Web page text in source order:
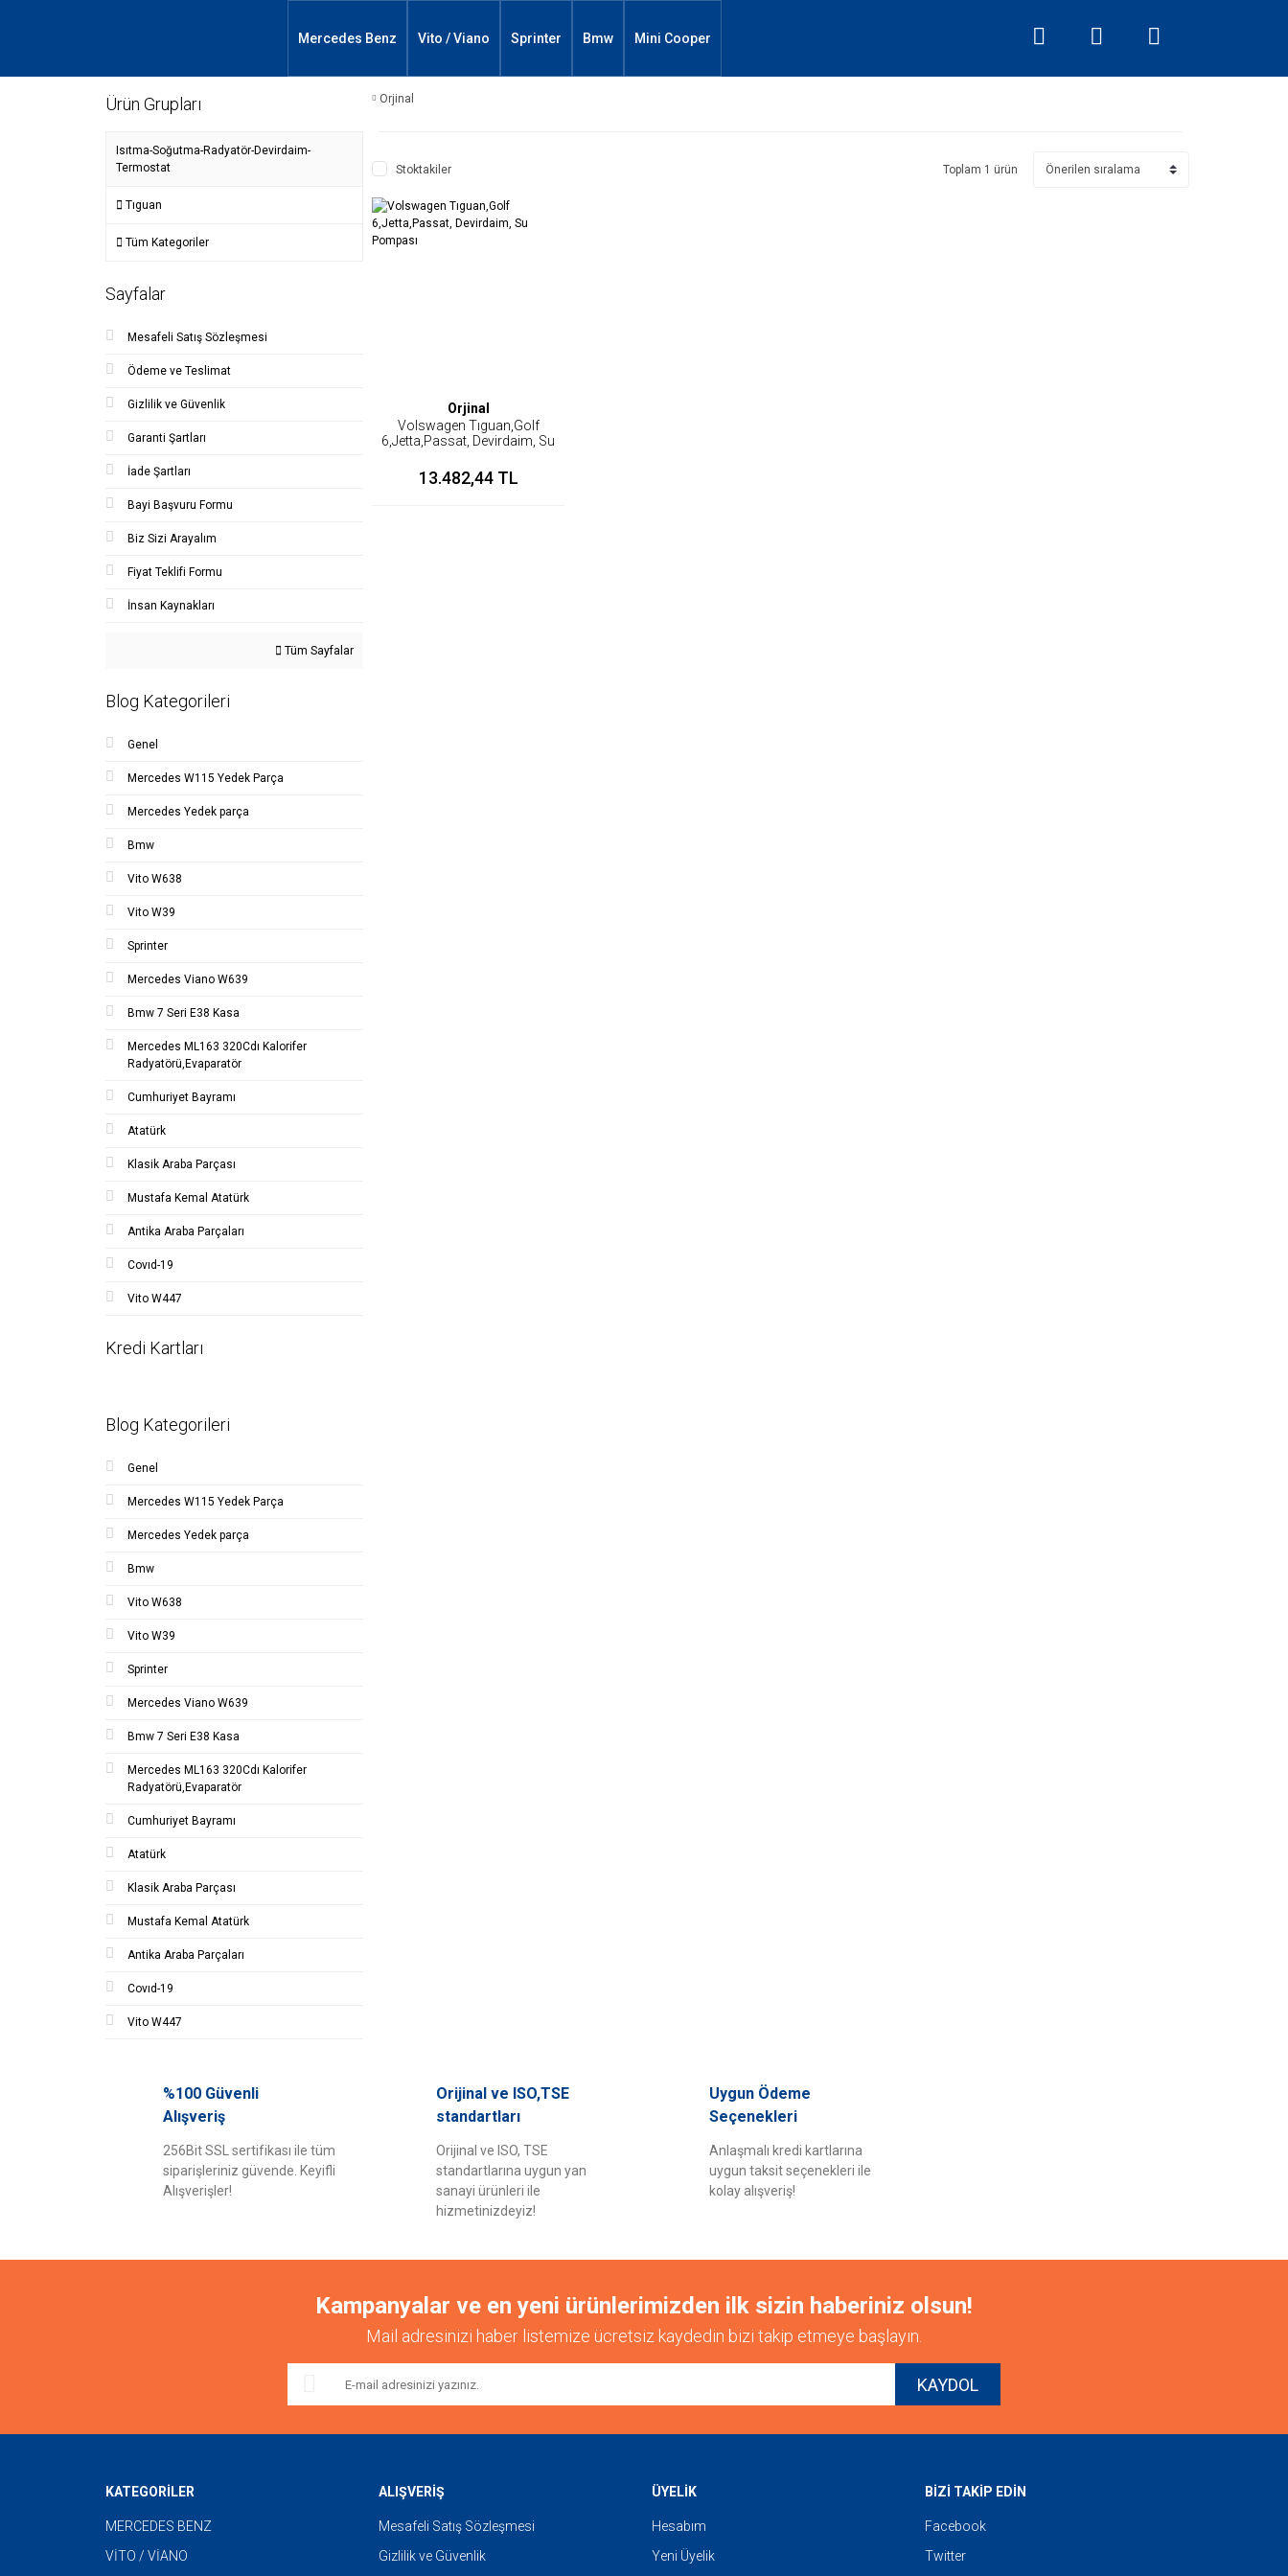
Mercedes Benz Vito / Viano Sprinter Bmw Mini Cooper
Ürün Grupları
Isıtma-Soğutma-Radyatör-Devirdaim-
Termostat
Tıguan
Tüm Kategoriler
Sayfalar
Mesafeli Satış Sözleşmesi
Ödeme ve Teslimat
Gizlilik ve Güvenlik
Garanti Şartları
İade Şartları
Bayi Başvuru Formu
Biz Sizi Arayalım
Fiyat Teklifi Formu
İnsan Kaynakları
Tüm Sayfalar
Blog Kategorileri
Genel
Mercedes W115 Yedek Parça
Mercedes Yedek parça
Bmw
Vito W638
Vito W39
Sprinter
Mercedes Viano W639
Bmw 7 Seri E38 Kasa
Mercedes ML163 320Cdı Kalorifer
Radyatörü,Evaparatör
Cumhuriyet Bayramı
Atatürk
Klasik Araba Parçası
Mustafa Kemal Atatürk
Antika Araba Parçaları
Covıd-19
Vito W447
Kredi Kartları
Blog Kategorileri
Genel
Mercedes W115 Yedek Parça
Mercedes Yedek parça
Bmw
Vito W638
Vito W39
Sprinter
Mercedes Viano W639
Bmw 7 Seri E38 Kasa
Mercedes ML163 320Cdı Kalorifer
Radyatörü,Evaparatör
Cumhuriyet Bayramı
Atatürk
Klasik Araba Parçası
Mustafa Kemal Atatürk
Antika Araba Parçaları
Covıd-19
Vito W447
Orjinal
Stoktakiler Toplam 1 ürün
Orjinal
Volswagen Tıguan,Golf
6,Jetta,Passat, Devirdaim, Su
13.482,44 TL
%100 Güvenli
Alışveriş
256Bit SSL sertifikası ile tüm
siparişleriniz güvende. Keyifli
Alışverişler!
Orijinal ve ISO,TSE
standartları
Orijinal ve ISO, TSE
standartlarına uygun yan
sanayi ürünleri ile
hizmetinizdeyiz!
Uygun Ödeme
Seçenekleri
Anlaşmalı kredi kartlarına
uygun taksit seçenekleri ile
kolay alışveriş!
Kampanyalar ve en yeni ürünlerimizden ilk sizin haberiniz olsun!
Mail adresinizi haber listemize ücretsiz kaydedin bizi takip etmeye başlayın.
KAYDOL
KATEGORİLER
MERCEDES BENZ
VİTO / VİANO
ALIŞVERİŞ
Mesafeli Satış Sözleşmesi
Gizlilik ve Güvenlik
ÜYELİK
Hesabım
Yeni Üyelik
BİZİ TAKİP EDİN
Facebook
Twitter